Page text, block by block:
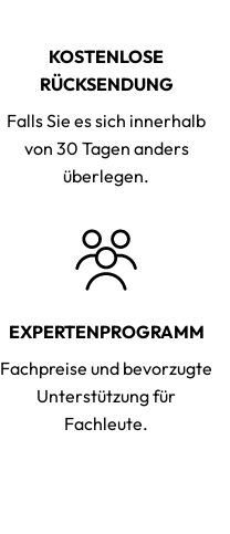
KOSTENLOSE
RÜCKSENDUNG
Falls Sie es sich innerhalb
von 30 Tagen anders
überlegen.
EXPERTENPROGRAMM
Fachpreise und bevorzugte
Unterstützung für
Fachleute.